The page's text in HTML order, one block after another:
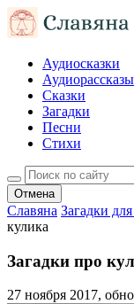
Аудиосказки
Аудиорассказы
Сказки
Загадки
Песни
Стихи
Отмена
Славяна Загадки
кулика
Загадки про
27 ноября 2017,